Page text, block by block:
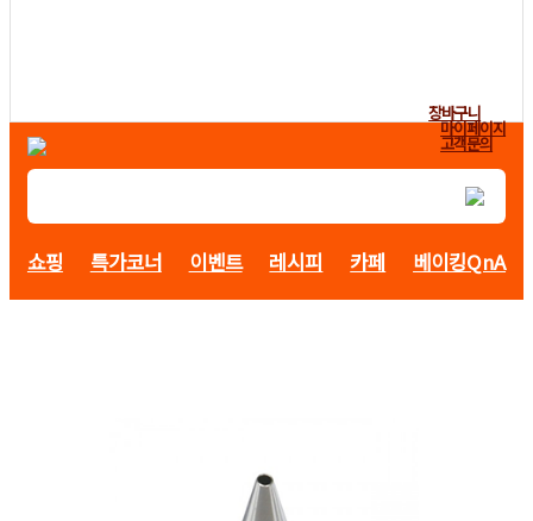
장바구니
마이페이지
고객문의
쇼핑 특가코너 이벤트 레시피 카페 베이킹QnA